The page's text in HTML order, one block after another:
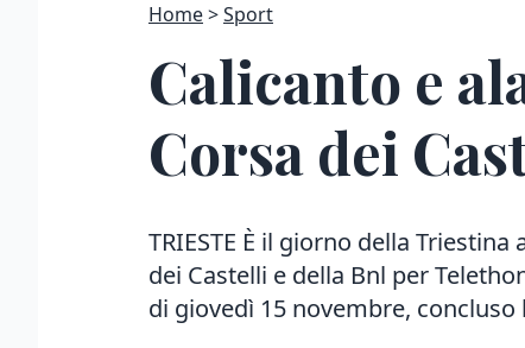
Home Sport
Calicanto e
Corsa dei
TRIESTE È il giorno della
dei Castelli e della Bnl per
di giovedì 15 novembre, concluso